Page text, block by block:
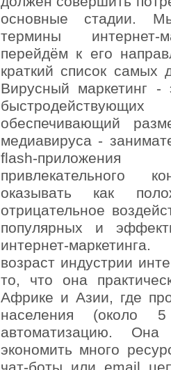
основные стадии.
термины интернет-
перейдём к его
краткий список самых
Вирусный маркетинг
обеспечивающий
медиавируса -
flash-
привлекательного
оказывать как
отрицательное
популярных и
интернет-
возраст индустрии
то, что она
Африке и Азии, где
населения (около
автоматизацию.
экономить много